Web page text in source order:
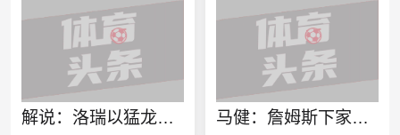
解说：洛瑞以猛龙球员身份进行退役也算是功成身退、落叶归根了 马健：詹姆斯下家不只考虑篮球层面 要能争冠&薪资合适&跟老板熟